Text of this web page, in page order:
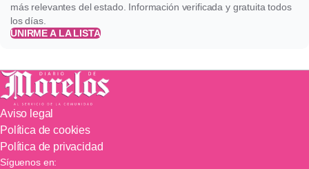
más relevantes del estado. Información verificada y gratuita todos
los días.
UNIRME A LA LISTA
Aviso legal
Política de cookies
Política de privacidad
Síguenos en: